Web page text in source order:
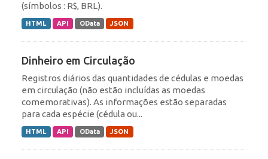
(símbolos : R$, BRL).
HTML API OData JSON
Dinheiro em Circulação
Registros diários das quantidades de cédulas e moedas
em circulação (não estão incluídas as moedas
comemorativas). As informações estão separadas
para cada espécie (cédula ou...
HTML API OData JSON